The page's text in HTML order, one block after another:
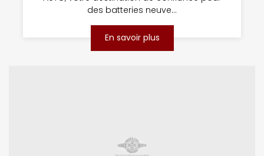
des batteries neuve...
En savoir plus